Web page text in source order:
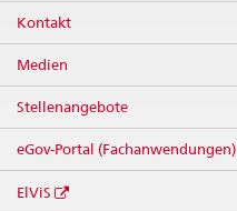
Kontakt
Medien
Stellenangebote
eGov-Portal (Fachanwendungen)
ElViS